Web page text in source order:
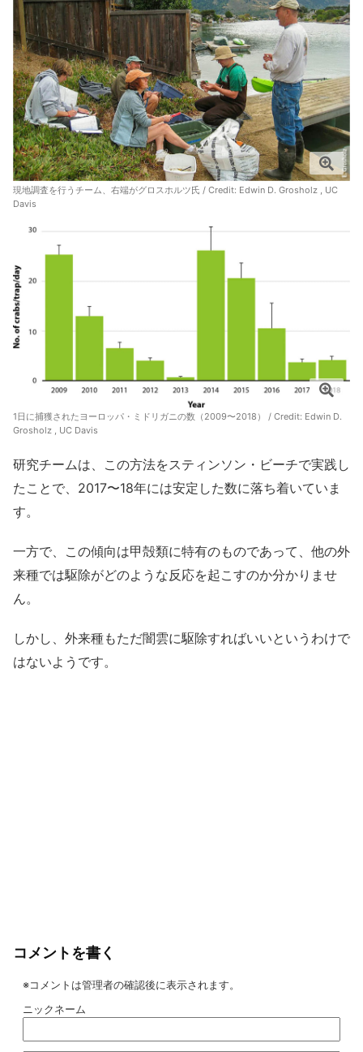
現地調査を行うチーム、右端がグロスホルツ氏 / Credit: Edwin D. Grosholz , UC
Davis
1日に捕獲されたヨーロッパ・ミドリガニの数（2009〜2018） / Credit: Edwin D.
Grosholz , UC Davis
研究チームは、この方法をスティンソン・ビーチで実践し
たことで、2017〜18年には安定した数に落ち着いていま
す。
一方で、この傾向は甲殻類に特有のものであって、他の外
来種では駆除がどのような反応を起こすのか分かりませ
ん。
しかし、外来種もただ闇雲に駆除すればいいというわけで
はないようです。
コメントを書く
※コメントは管理者の確認後に表示されます。
ニックネーム